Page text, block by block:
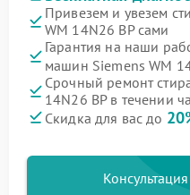
Привезем и увезем
WM 14N26 BP сами
Гарантия на наши
машин Siemens WM
Срочный ремонт
14N26 BP в течении
Скидка для вас до